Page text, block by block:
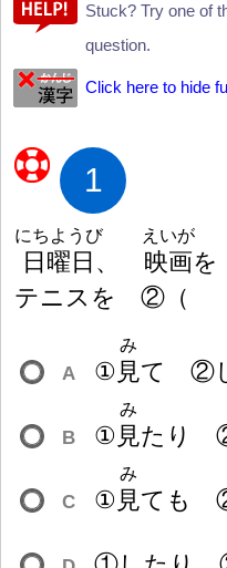
Stuck? Try one of
question.
Click here to hide
1
日 曜日
にちようび
、 映画
えいが
テニスを ② （
A ① 見
み
て ②
B ① 見
み
たり
C ① 見
み
ても